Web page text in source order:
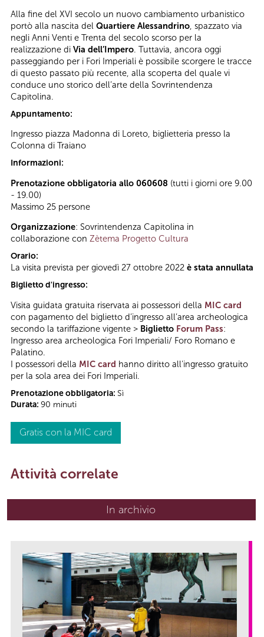
Alla fine del XVI secolo un nuovo cambiamento urbanistico
portò alla nascita del Quartiere Alessandrino , spazzato via
negli Anni Venti e Trenta del secolo scorso per la
realizzazione di Via dell’Impero. Tuttavia, ancora oggi
passeggiando per i Fori Imperiali è possibile scorgere le tracce
di questo passato più recente, alla scoperta del quale vi
conduce uno storico dell’arte della Sovrintendenza
Capitolina.
Appuntamento:
Ingresso piazza Madonna di Loreto, biglietteria presso la
Colonna di Traiano
Informazioni:
Prenotazione obbligatoria allo 060608 (tutti i giorni ore 9.00
- 19.00)
Massimo 25 persone
Organizzazione: Sovrintendenza Capitolina in
collaborazione con Zètema Progetto Cultura
Orario:
La visita prevista per giovedì 27 ottobre 2022 è stata annullata
Biglietto d'ingresso:
Visita guidata gratuita riservata ai possessori della MIC card
con pagamento del biglietto d’ingresso all’area archeologica
secondo la tariffazione vigente > Biglietto Forum Pass:
Ingresso area archeologica Fori Imperiali/ Foro Romano e
Palatino.
I possessori della MIC card hanno diritto all'ingresso gratuito
per la sola area dei Fori Imperiali.
Prenotazione obbligatoria: Sì
Durata: 90 minuti
Gratis con la MIC card
Attività correlate
In archivio